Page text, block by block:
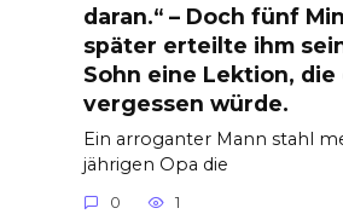
daran.“ – Doch fünf
später erteilte ihm
Sohn eine Lektion, die
vergessen würde.
Ein arroganter Mann stahl
jährigen Opa die
0 1